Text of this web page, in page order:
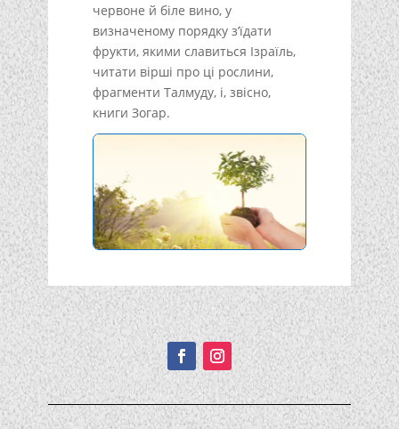
червоне й біле вино, у
визначеному порядку з’їдати
фрукти, якими славиться Ізраїль,
читати вірші про ці рослини,
фрагменти Талмуду, і, звісно,
книги Зогар.
Подписывайтесь!